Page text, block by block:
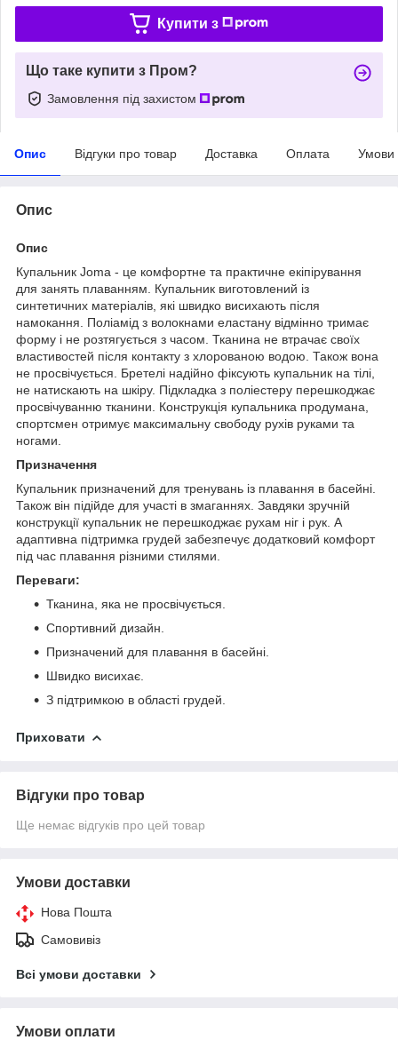
Купити з
Що таке купити з Пром?
Замовлення під захистом
Опис Відгуки про товар Доставка Оплата Умови
Опис
Опис
Купальник Joma - це комфортне та практичне екіпірування
для занять плаванням. Купальник виготовлений із
синтетичних матеріалів, які швидко висихають після
намокання. Поліамід з волокнами еластану відмінно тримає
форму і не розтягується з часом. Тканина не втрачає своїх
властивостей після контакту з хлорованою водою. Також вона
не просвічується. Бретелі надійно фіксують купальник на тілі,
не натискають на шкіру. Підкладка з поліестеру перешкоджає
просвічуванню тканини. Конструкція купальника продумана,
спортсмен отримує максимальну свободу рухів руками та
ногами.
Призначення
Купальник призначений для тренувань із плавання в басейні.
Також він підійде для участі в змаганнях. Завдяки зручній
конструкції купальник не перешкоджає рухам ніг і рук. А
адаптивна підтримка грудей забезпечує додатковий комфорт
під час плавання різними стилями.
Переваги:
Тканина, яка не просвічується.
Спортивний дизайн.
Призначений для плавання в басейні.
Швидко висихає.
З підтримкою в області грудей.
Приховати
Відгуки про товар
Ще немає відгуків про цей товар
Умови доставки
Нова Пошта
Самовивіз
Всі умови доставки
Умови оплати